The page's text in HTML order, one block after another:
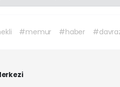
#memur #haber